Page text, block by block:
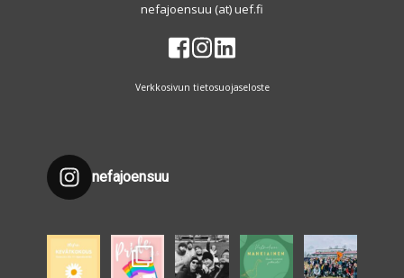
nefajoensuu (at) uef.fi
Verkkosivun tietosuojaseloste
nefajoensuu